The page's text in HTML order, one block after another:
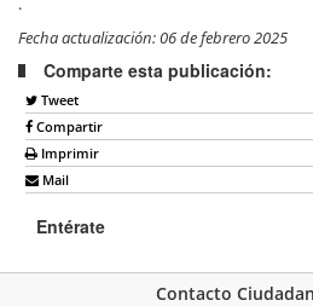
Fecha actualización: 06 de febrero 2025
Comparte esta publicación:
Tweet
Compartir
Imprimir
Mail
Entérate
Contacto